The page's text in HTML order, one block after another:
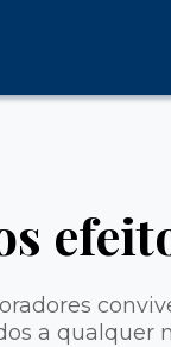
a qualquer